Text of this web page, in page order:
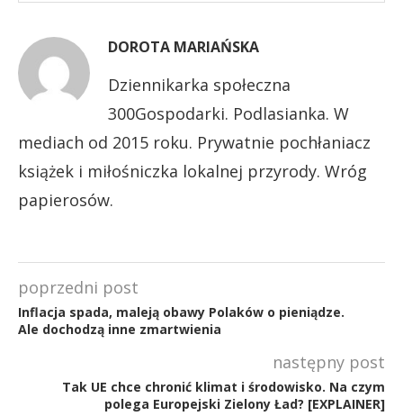
DOROTA MARIAŃSKA
Dziennikarka społeczna
300Gospodarki. Podlasianka. W
mediach od 2015 roku. Prywatnie pochłaniacz
książek i miłośniczka lokalnej przyrody. Wróg
papierosów.
poprzedni post
Inflacja spada, maleją obawy Polaków o pieniądze.
Ale dochodzą inne zmartwienia
następny post
Tak UE chce chronić klimat i środowisko. Na czym
polega Europejski Zielony Ład? [EXPLAINER]